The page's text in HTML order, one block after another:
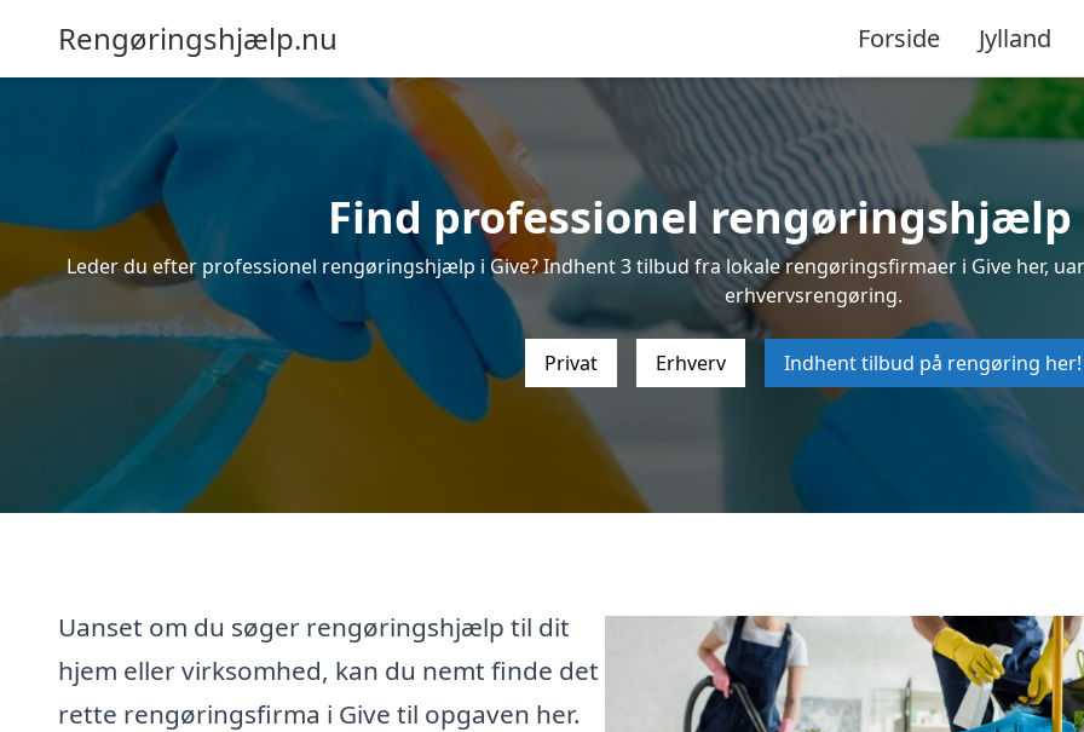
Rengøringshjælp.nu Forside Jylland
Find professionel rengøringshjælp
Leder du efter professionel rengøringshjælp i Give? Indhent 3 tilbud fra lokale rengøringsfirmaer i Give her,
erhvervsrengøring.
Privat Erhverv Indhent tilbud på rengøring her!
Uanset om du søger rengøringshjælp til dit
hjem eller virksomhed, kan du nemt finde det
rette rengøringsfirma i Give til opgaven her.